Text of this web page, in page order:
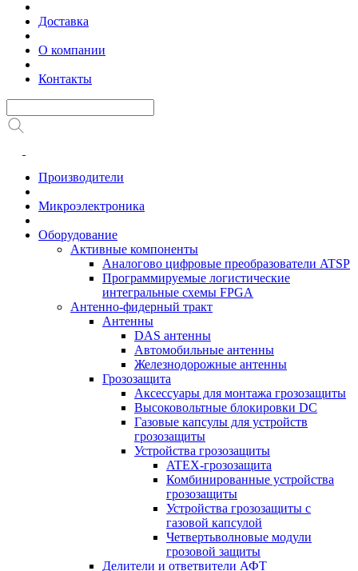
Доставка
О компании
Контакты
Производители
Микроэлектроника
Оборудование
Активные компоненты
Аналогово цифровые преобразователи ATSP
Программируемые логистические
интегральные схемы FPGA
Антенно-фидерный тракт
Антенны
DAS антенны
Автомобильные антенны
Железнодорожные антенны
Грозозащита
Аксессуары для монтажа грозозащиты
Высоковольтные блокировки DC
Газовые капсулы для устройств
грозозащиты
Устройства грозозащиты
ATEX-грозозащита
Комбинированные устройства
грозозащиты
Устройства грозозащиты с
газовой капсулой
Четвертьволновые модули
грозовой защиты
Делители и ответвители АФТ